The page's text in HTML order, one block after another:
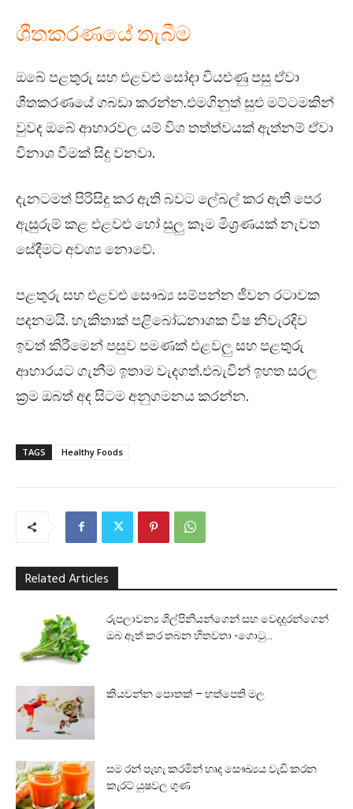
ශීතකරණයේ තැබීම
ඔබේ පළතුරු සහ එළවළු සෝදා වියළුණු පසු ඒවා
ශීතකරණයේ ගබඩා කරන්න.එමගිනුත් සුළු මට්ටමකින්
වුවද ඔබේ ආහාරවල යම් විශ තත්ත්වයක් ඇත්නම් ඒවා
විනාශ වීමක් සිදු වනවා.
දැනටමත් පිරිසිදු කර ඇති බවට ලේබල් කර ඇති පෙර
ඇසුරුම් කළ එළවළු හෝ සුලු කෑම මිශ්‍රණයක් නැවත
සේදීමට අවශ්‍ය නොවේ.
පළතුරු සහ එළවළු සෞඛ්‍ය සම්පන්න ජීවන රටාවක
පදනමයි. හැකිතාක් පළිබෝධනාශක විෂ නිවැරදිව
ඉවත් කිරීමෙන් පසුව පමණක් එළවලු සහ පළතුරු
ආහාරයට ගැනීම ඉතාම වැදගත්.එබැවින් ඉහත සරල
ක්‍රම ඔබත් අද සිටම අනුගමනය කරන්න.
TAGS Healthy Foods
Related Articles
රුපලාවන්‍ය ශිල්පිනියන්ගෙන් සහ වෙදදුරන්ගෙන්
ඔබ ඈත් කර තබන හිතවතා -ගොටු...
කියවන්න පොතක් – හත්පෙති මල
සම රන් පැහැ කරමින් හෘද සෞඛ්‍යය වැඩි කරන
කැරට් යුෂවල ගුණ